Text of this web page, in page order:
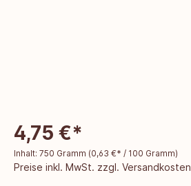
4,75 €*
Inhalt: 750 Gramm (0,63 €* / 100 Gramm)
Preise inkl. MwSt. zzgl. Versandkosten